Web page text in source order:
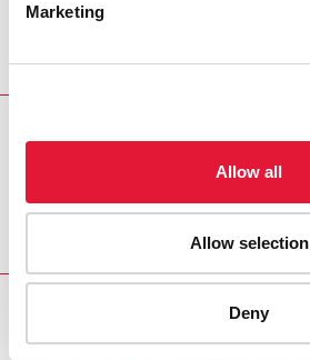
Marketing
Allow all
Allow selection
Deny
ДЖЕН БИГЛ, ЗАМЕСТИТЕЛЬ
REGION/COUNTRY